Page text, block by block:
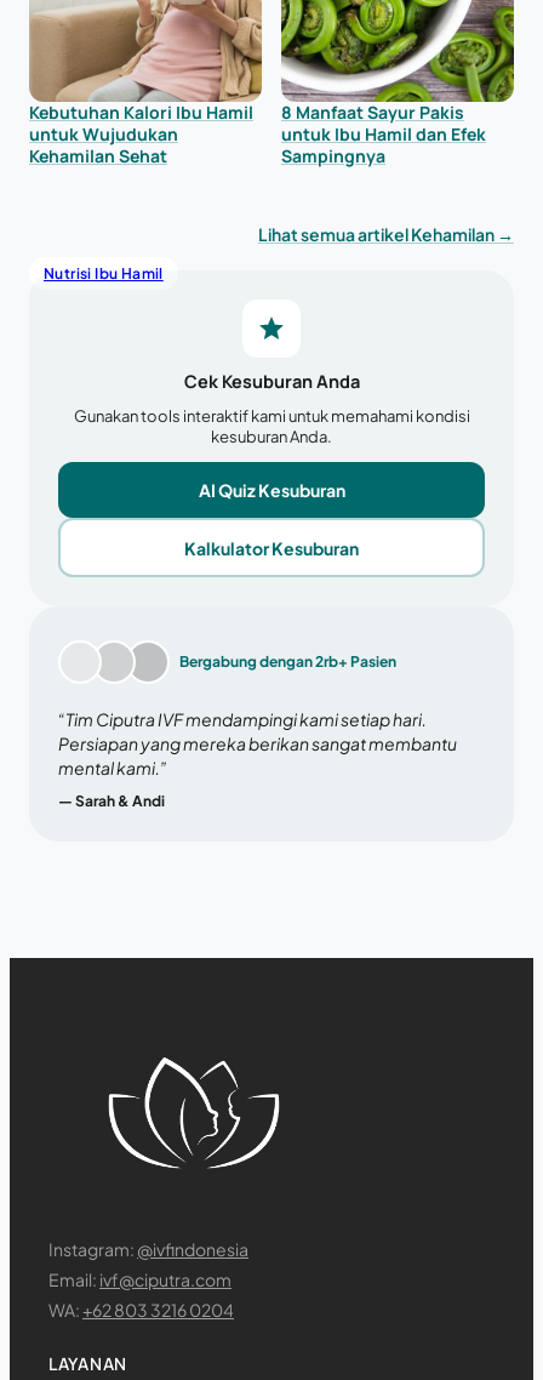
Kebutuhan Kalori Ibu Hamil
untuk Wujudukan
Kehamilan Sehat
8 Manfaat Sayur Pakis
untuk Ibu Hamil dan Efek
Sampingnya
Lihat semua artikel Kehamilan →
Nutrisi Ibu Hamil
Cek Kesuburan Anda
Gunakan tools interaktif kami untuk memahami kondisi
kesuburan Anda.
AI Quiz Kesuburan
Kalkulator Kesuburan
Bergabung dengan 2rb+ Pasien
“Tim Ciputra IVF mendampingi kami setiap hari.
Persiapan yang mereka berikan sangat membantu
mental kami.”
— Sarah & Andi
Instagram: @ivfindonesia
Email: ivf@ciputra.com
WA:+62 803 3216 0204
LAYANAN